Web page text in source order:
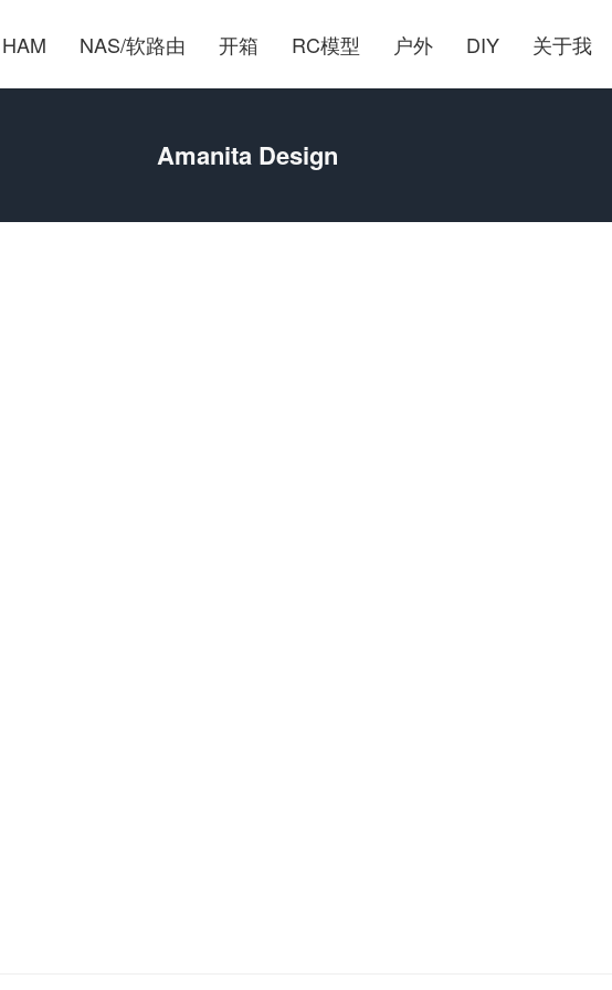
HAM NAS/软路由 开箱 RC模型 户外 DIY 关于我
Amanita Design